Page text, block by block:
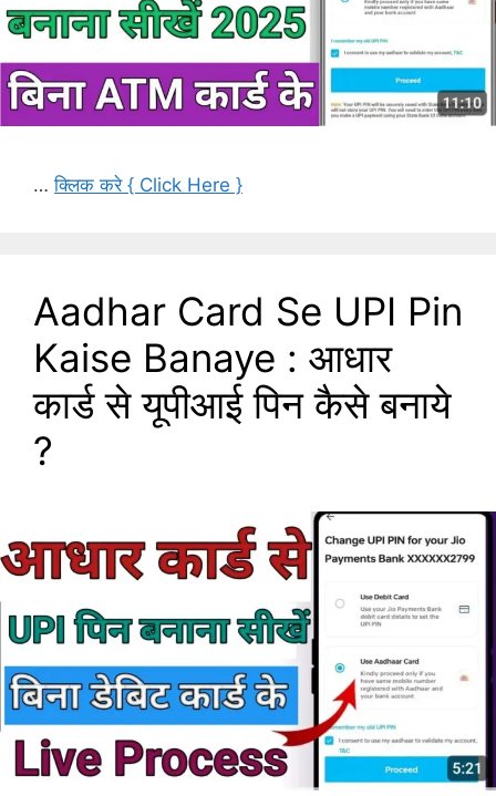
…क्लिक करे { Click Here }
Aadhar Card Se UPI Pin
Kaise Banaye : आधार
कार्ड से यूपीआई पिन कैसे बनाये
?